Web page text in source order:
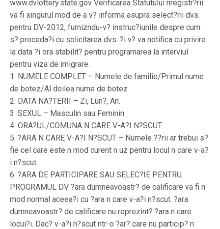
www.dvlottery.state.gov Verificarea Statutului nregistr?rii
va fi singurul mod de a v? informa asupra select?rii dvs.
pentru DV-2012, furnizndu-v? instruc?iunile despre cum
s? proceda?i cu solicitarea dvs. ?i v? va notifica cu privire
la data ?i ora stabilit? pentru programarea la interviul
pentru viza de imigrare.
1. NUMELE COMPLET – Numele de familie/Primul nume
de botez/Al doilea nume de botez
2. DATA NA?TERII – Zi, Lun?, An.
3. SEXUL – Masculin sau Feminin
4. ORA?UL/COMUNA N CARE V-A?I N?SCUT
5. ?ARA N CARE V-A?I N?SCUT – Numele ??rii ar trebui s?
fie cel care este n mod curent n uz pentru locul n care v-a?
i n?scut.
6. ?ARA DE PARTICIPARE SAU SELEC?IE PENTRU
PROGRAMUL DV ?ara dumneavoastr? de calificare va fi n
mod normal aceea?i cu ?ara n care v-a?i n?scut. ?ara
dumneavoastr? de calificare nu reprezint? ?ara n care
locui?i. Dac? v-a?i n?scut ntr-o ?ar? care nu particip? n